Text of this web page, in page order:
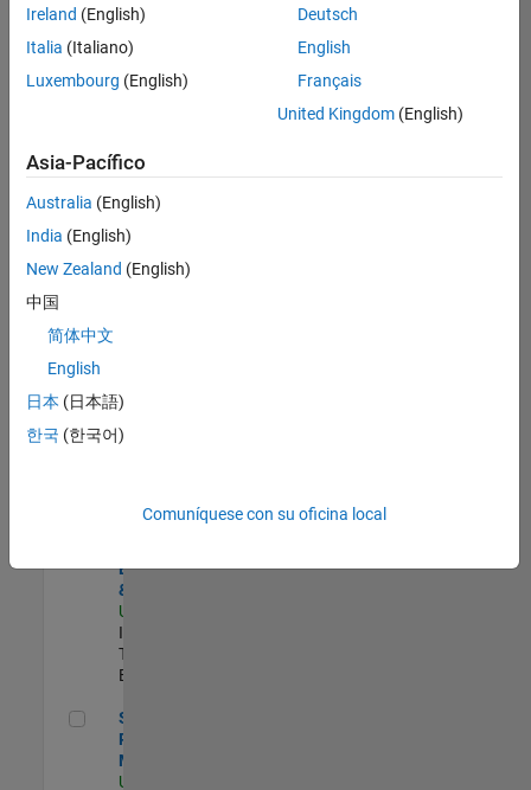
empleos.
Busque
por
ubicación
todos
empleos
en su
zona.
Oil & Gas Industry Manager
US-TX-Plano
Marketing |
Principal
Identity
Engineer - AD
& MS Entra ID
US-MA-Natick
Information
Technology |
Experimentado
Senior Program Manager
Senior
Program
Manager
US-MA-Natick
Ireland (English)
Italia (Italiano)
Luxembourg (English)
Deutsch
English
Français
United Kingdom(English)
Asia-Pacífico
Australia (English)
India (English)
New Zealand (English)
中国
简体中文
English
日本 (日本語)
한국 (한국어)
Comuníquese con su oficina local